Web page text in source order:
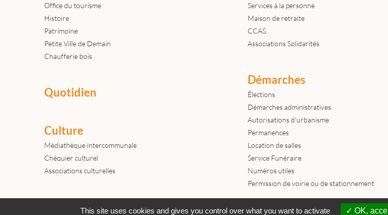
Office du tourisme
Histoire
Patrimoine
Petite Ville de Demain
Chaufferie bois
Quotidien
Culture
Médiathèque intercommunale
Chéquier culturel
Associations culturelles
Services à la personne
Maison de retraite
CCAS
Associations Solidarités
Démarches
Élections
Démarches administratives
Autorisations d'urbanisme
Permanences
Location de salles
Service Funéraire
Numéros utiles
Permission de voirie ou de stationnement
Actualités Archives Agenda Contactez-nous Mentions légales ©
This site uses cookies and gives you control over what you want to activate OK,